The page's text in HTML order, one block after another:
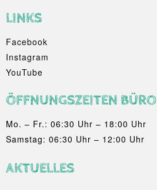
LINKS
Facebook
Instagram
YouTube
ÖFFNUNGSZEITEN BÜRO
Mo. – Fr.: 06:30 Uhr – 18:00 Uhr
Samstag: 06:30 Uhr – 12:00 Uhr
AKTUELLES